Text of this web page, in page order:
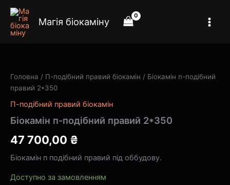
Перейти
вмісту
Магія біокаміну
Головна / П-подібний правий біокамін / Біокамін п-подібний
правий 2*350
П-подібний правий біокамін
Біокамін п-подібний правий 2*350
47 700,00 ₴
Біокамін п подібний правий під оббудову.
Доступно за замовленням
правий
2*350
кількість